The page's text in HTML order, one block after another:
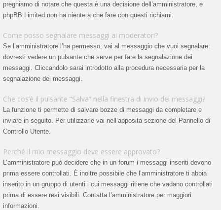
preghiamo di notare che questa è una decisione dell’amministratore, e
phpBB Limited non ha niente a che fare con questi richiami.
Come posso segnalare messaggi ai moderatori?
Se l’amministratore l’ha permesso, vai al messaggio che vuoi segnalare:
dovresti vedere un pulsante che serve per fare la segnalazione dei
messaggi. Cliccandolo sarai introdotto alla procedura necessaria per la
segnalazione dei messaggi.
Che cos’è il pulsante “Salva” nella finestra di invio dei messaggi?
La funzione ti permette di salvare bozze di messaggi da completare e
inviare in seguito. Per utilizzarle vai nell’apposita sezione del Pannello di
Controllo Utente.
Perché il mio messaggio deve essere approvato?
L’amministratore può decidere che in un forum i messaggi inseriti devono
prima essere controllati. È inoltre possibile che l’amministratore ti abbia
inserito in un gruppo di utenti i cui messaggi ritiene che vadano controllati
prima di essere resi visibili. Contatta l’amministratore per maggiori
informazioni.